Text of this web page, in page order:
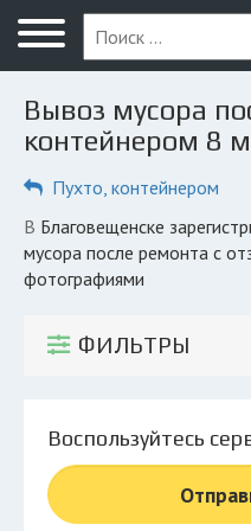
Меню
Главная
Вопрос юристу
Компании
КОМПАНИЯМ
© 2026 Все права защищены
Вывоз мусора
контейнером 8
Пухто, контейнером
в Благовещенске зарегистрированы 5 компаний по вывозу
мусора после ремонта с
фотографиями
ФИЛЬТРЫ
Воспользуйтесь